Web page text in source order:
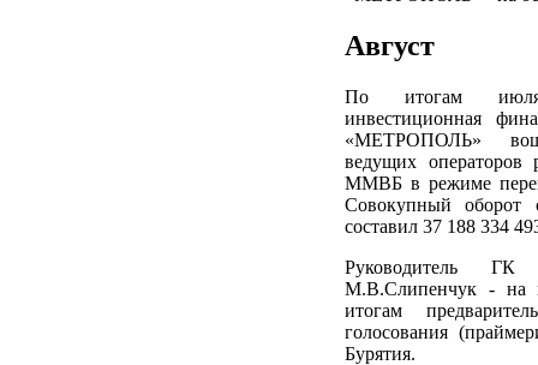
Август
По итогам
инвестиционная
«МЕТРОПОЛЬ»
ведущих операторов
ММВБ в режиме
Совокупный оборот
составил 37 188 334
Руководитель
М.В.Слипенчук - на
итогам
голосования
Бурятия.